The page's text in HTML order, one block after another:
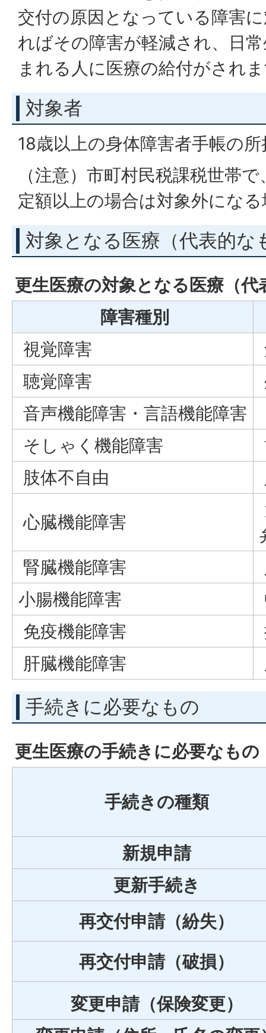
交付の原因となっている障害
ればその障害が軽減され、日
まれる人に医療の給付がされ
対象者
18歳以上の身体障害者手帳の所
（注意）市町村民税課税世帯
定額以上の場合は対象外にな
対象となる医療（代表的な
更生医療の対象となる医療（代
障害種別
視覚障害
聴覚障害
音声機能障害・言語機能障害
そしゃく機能障害
肢体不自由
心臓機能障害
腎臓機能障害
小腸機能障害
免疫機能障害
肝臓機能障害
手続きに必要なもの
更生医療の手続きに必要なもの
手続きの種類
新規申請
更新手続き
再交付申請（紛失）
再交付申請（破損）
変更申請（保険変更）